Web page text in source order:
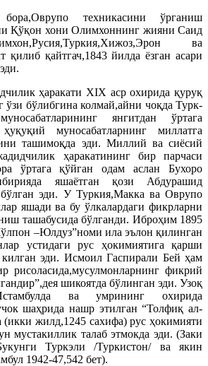
техникасини ўрганиш
Қўқон хони Олимхоннинг жияни Саид
ва
қилиб қайтгач,1843 йилда ёзган асари
ҳаракати XIX аср охирида қуруқ
ўзи бўлибгина колмай,айни чоқда Турк-
янгитдан ўртага
муносабатларнинг миллатга
ташимоқда эди. Миллий ва сиёсий
ҳаракатининг бир парчаси
ўртага қўйган одам аслан Бухоро
яшаётган қози Абдурашид
эди. У Туркия,Макка ва Оврупо
яшади ва бу ўлкалардаги фикрларни
ташабусида бўлганди. Иброҳим 1895
–Юлдуз”номи ила эълон қилинган
устидаги рус ҳокимиятига қарши
эди. Исмоил Гаспирали Бей ҳам
рисоласида,мусулмонларнинг фикрий
шикоятда бўлинган эди. Узоқ
ва умрининг охирида
шаҳрида нашр этилган “Толфиқ ал-
(икки жилд,1245 сахифа) рус ҳокимияти
мустакиллик талаб этмокда эди. (Заки
Туркэли /Туркистон/ ва якин
1942-47,542 бет).